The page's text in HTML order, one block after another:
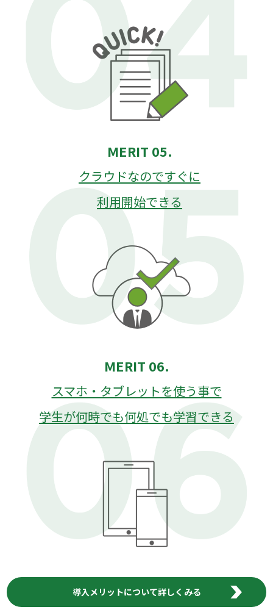
MERIT 05.
クラウドなのですぐに
利用開始できる
MERIT 06.
スマホ・タブレットを使う事で
学生が何時でも何処でも学習できる
導入メリットについて詳しくみる